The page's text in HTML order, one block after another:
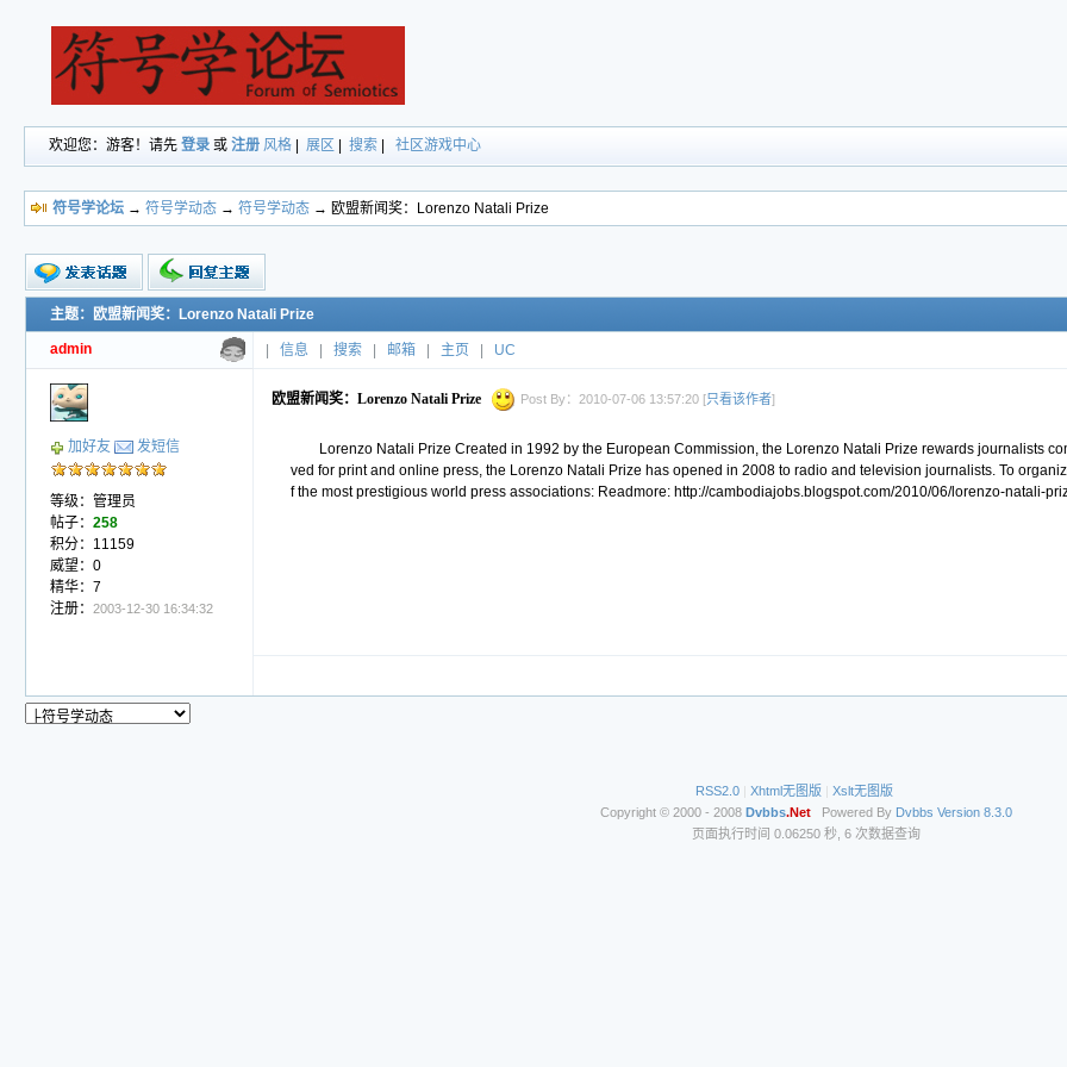
欢迎您：游客！请先登录 或注册 风格 |展区 |搜索 社区游戏中心
符号学论坛 →符号学动态 →符号学动态 → 欧盟新闻奖：Lorenzo Natali Prize
新的主题
投票帖
交易帖
小字报
主题：欧盟新闻奖：Lorenzo Natali Prize
admin 信息 搜索 邮箱 主页 UC
加好友 发短信
等级：管理员
帖子： 258
积分：11159
威望：0
精华：7
注册：
2003-12-30 16:34:32
欧盟新闻奖：Lorenzo Natali Prize Post By：2010-07-06 13:57:20 [只看该作者]
Lorenzo Natali Prize Created in 1992 by the European Commission, the Lorenzo Natali Prize rewards journalists
ved for print and online press, the Lorenzo Natali Prize has opened in 2008 to radio and television journalists. To
f the most prestigious world press associations: Readmore: http://cambodiajobs.blogspot.com/2010/06/lorenzo-natali-
RSS2.0 | Xhtml无图版 | Xslt无图版
Copyright © 2000 - 2008 Dvbbs.Net Powered By Dvbbs Version 8.3.0
页面执行时间 0.06250 秒, 6 次数据查询